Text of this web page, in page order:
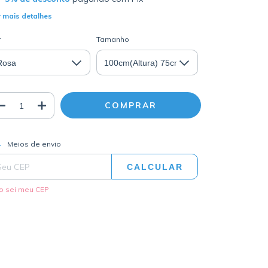
mais detalhes
Tamanho
para o CEP:
Meios de envio
CALCULAR
sei meu CEP